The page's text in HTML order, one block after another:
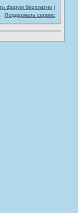
форум бесплатно |
Поддержать сервис